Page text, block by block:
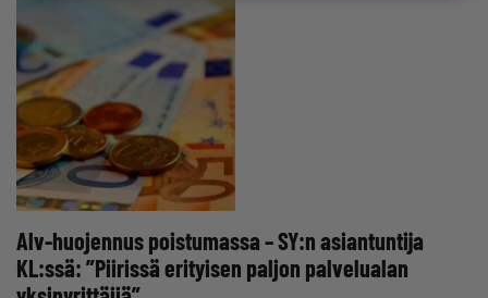
Alv-huojennus poistumassa – SY:n asiantuntija
KL:ssä: ”Piirissä erityisen paljon palvelualan